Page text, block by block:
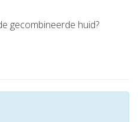
gecombineerde huid?